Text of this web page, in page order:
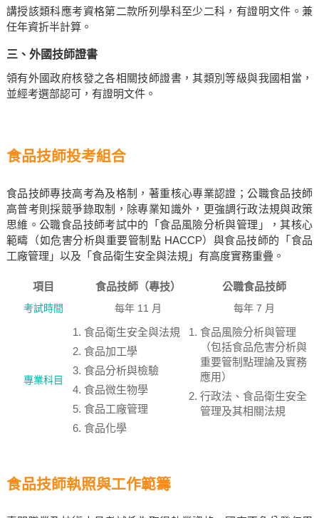
講授該類科應考資格第二款所列學科至少二科，有證明文件。兼
任年資折半計算。
三、外國技師證書
領有外國政府核發之各相關技師證書，其類別等級與我國相當，
並經考選部認可，有證明文件。
食品技師投考組合
食品技師專技高考為及格制，著重核心專業認證；公職食品技師
高普考則採競爭錄取制，除專業知識外，更強調行政法規與政策
思維。公職食品技師考試中的「食品風險分析與管理」，其核心
範疇（如危害分析與重要管制點 HACCP）與食品技師的「食品
工廠管理」以及「食品衛生安全與法規」有高度實務重疊。
項目 食品技師（專技） 公職食品技師
考試時間 每年 11 月 每年 7 月
專業科目
食品衛生安全與法規
食品加工學
食品分析與檢驗
食品微生物學
食品工廠管理
食品化學
食品風險分析與管理
（包括食品危害分析與
重要管制點理論及實務
應用）
行政法、食品衛生安全
管理及其相關法規
食品技師執照與工作範籌